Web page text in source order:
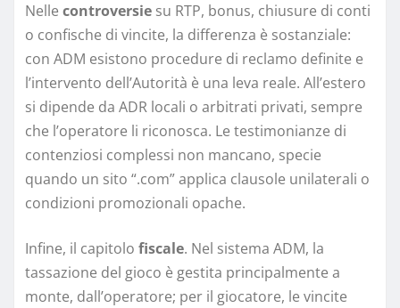
Nelle controversie su RTP, bonus, chiusure di conti
o confische di vincite, la differenza è sostanziale:
con ADM esistono procedure di reclamo definite e
l’intervento dell’Autorità è una leva reale. All’estero
si dipende da ADR locali o arbitrati privati, sempre
che l’operatore li riconosca. Le testimonianze di
contenziosi complessi non mancano, specie
quando un sito “.com” applica clausole unilaterali o
condizioni promozionali opache.
Infine, il capitolo fiscale. Nel sistema ADM, la
tassazione del gioco è gestita principalmente a
monte, dall’operatore; per il giocatore, le vincite